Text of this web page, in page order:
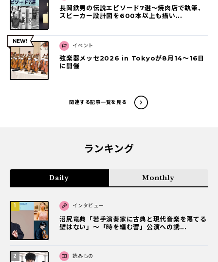
長岡鉄男の伝説エピソード7選〜焼肉店で執筆、
スピーカー設計図を600本以上も描い...
イベント
弦楽器メッセ2026 in Tokyoが8月14～16日
に開催
関連する記事一覧を見る
ランキング
Daily Monthly
インタビュー
沼尻竜典「若手演奏家に古典と現代音楽を隔てる
壁はない」～「時を編む響」公演への誘...
読みもの